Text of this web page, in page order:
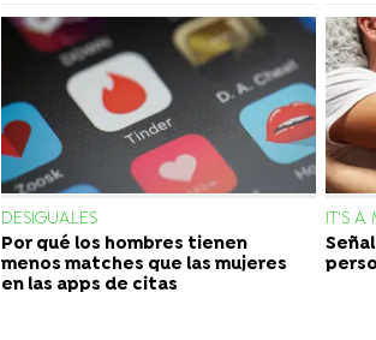
DESIGUALES
Por qué los hombres tienen
menos matches que las mujeres
en las apps de citas
IT'S A